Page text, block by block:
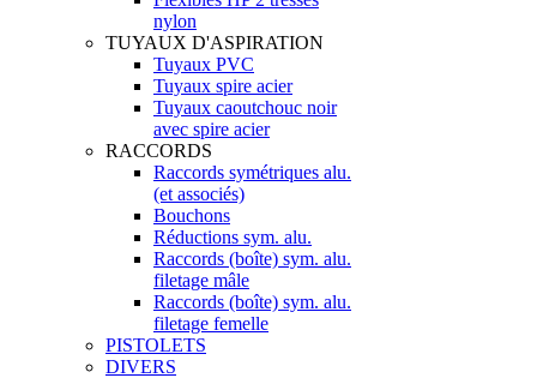
nylon
TUYAUX D'ASPIRATION
Tuyaux PVC
Tuyaux spire acier
Tuyaux caoutchouc noir
avec spire acier
RACCORDS
Raccords symétriques alu.
(et associés)
Bouchons
Réductions sym. alu.
Raccords (boîte) sym. alu.
filetage mâle
Raccords (boîte) sym. alu.
filetage femelle
PISTOLETS
DIVERS